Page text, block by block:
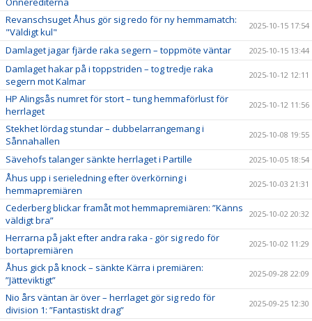
Revanschsuget Åhus gör sig redo för ny hemmamatch:
"Väldigt kul"
2025-10-15 17:54
Damlaget jagar fjärde raka segern – toppmöte väntar 2025-10-15 13:44
Damlaget hakar på i toppstriden – tog tredje raka
segern mot Kalmar
2025-10-12 12:11
HP Alingsås numret för stort – tung hemmaförlust för
herrlaget
2025-10-12 11:56
Stekhet lördag stundar – dubbelarrangemang i
Sånnahallen
2025-10-08 19:55
Sävehofs talanger sänkte herrlaget i Partille 2025-10-05 18:54
Åhus upp i serieledning efter överkörning i
hemmapremiären
2025-10-03 21:31
Cederberg blickar framåt mot hemmapremiären: ”Känns
väldigt bra”
2025-10-02 20:32
Herrarna på jakt efter andra raka - gör sig redo för
bortapremiären
2025-10-02 11:29
Åhus gick på knock – sänkte Kärra i premiären:
”Jätteviktigt”
2025-09-28 22:09
Nio års väntan är över – herrlaget gör sig redo för
division 1: ”Fantastiskt drag”
2025-09-25 12:30